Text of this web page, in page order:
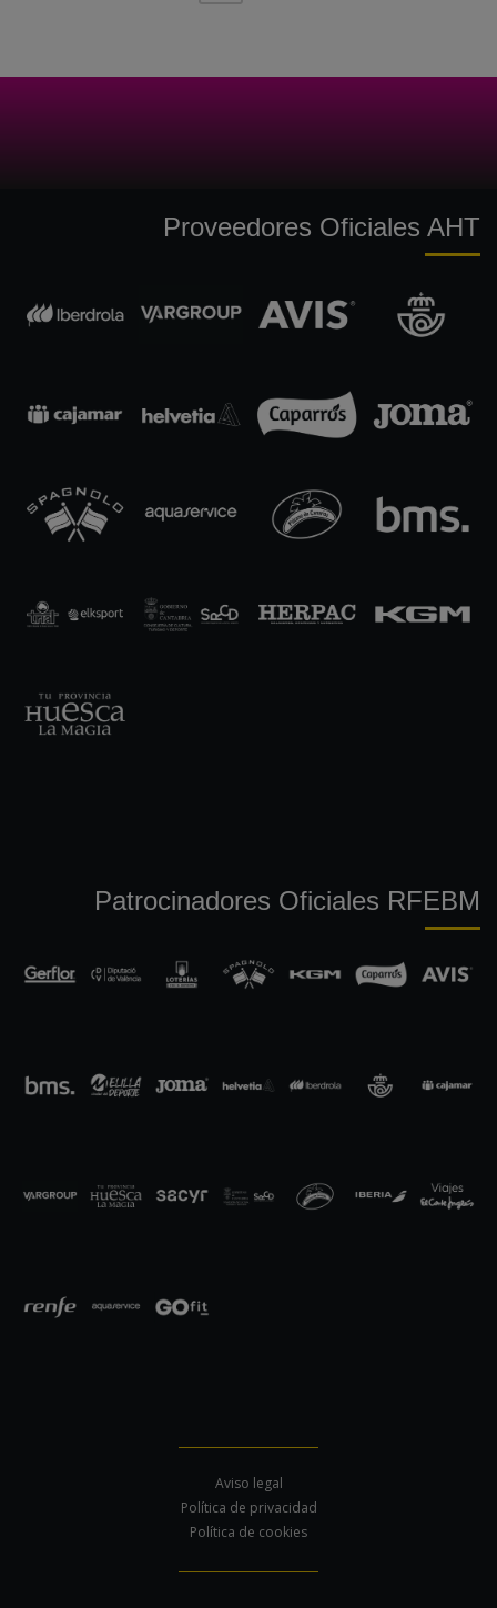
Proveedores Oficiales AHT
Patrocinadores Oficiales RFEBM
Aviso legal
Política de privacidad
Política de cookies